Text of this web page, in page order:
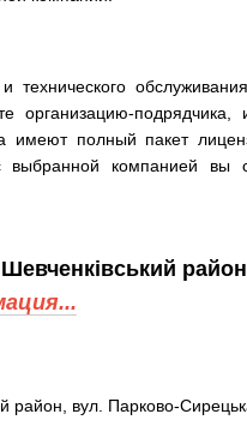
подрядчика,
полный пакет
выбранной компанией
район, вул. Парково-